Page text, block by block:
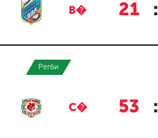
В� 21 :
Регби
С� 53 :